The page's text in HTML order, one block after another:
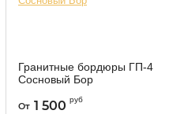
Гранитные бордюры ГП-4
Сосновый Бор
От 1 500 руб